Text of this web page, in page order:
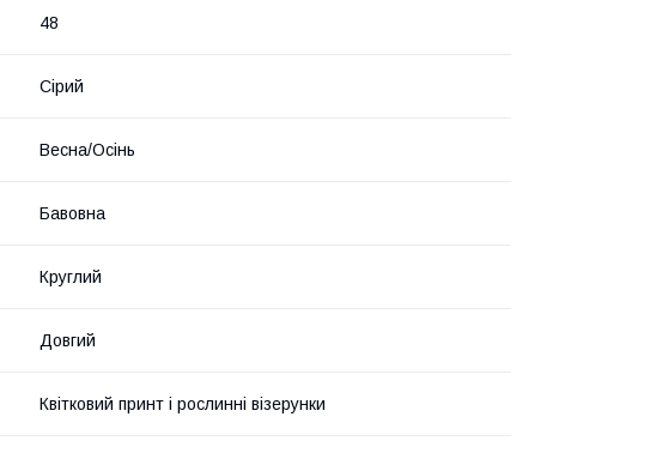
48
Сірий
Весна/Осінь
Бавовна
Круглий
Довгий
Квітковий принт і рослинні візерунки